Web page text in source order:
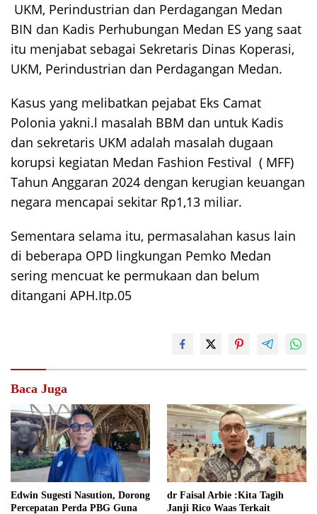
UKM, Perindustrian dan Perdagangan Medan
BIN dan Kadis Perhubungan Medan ES yang saat
itu menjabat sebagai Sekretaris Dinas Koperasi,
UKM, Perindustrian dan Perdagangan Medan.
Kasus yang melibatkan pejabat Eks Camat
Polonia yakni.l masalah BBM dan untuk Kadis
dan sekretaris UKM adalah masalah dugaan
korupsi kegiatan Medan Fashion Festival ( MFF)
Tahun Anggaran 2024 dengan kerugian keuangan
negara mencapai sekitar Rp1,13 miliar.
Sementara selama itu, permasalahan kasus lain
di beberapa OPD lingkungan Pemko Medan
sering mencuat ke permukaan dan belum
ditangani APH.Itp.05
Baca Juga
Edwin Sugesti Nasution, Dorong
Percepatan Perda PBG Guna
dr Faisal Arbie :Kita Tagih
Janji Rico Waas Terkait